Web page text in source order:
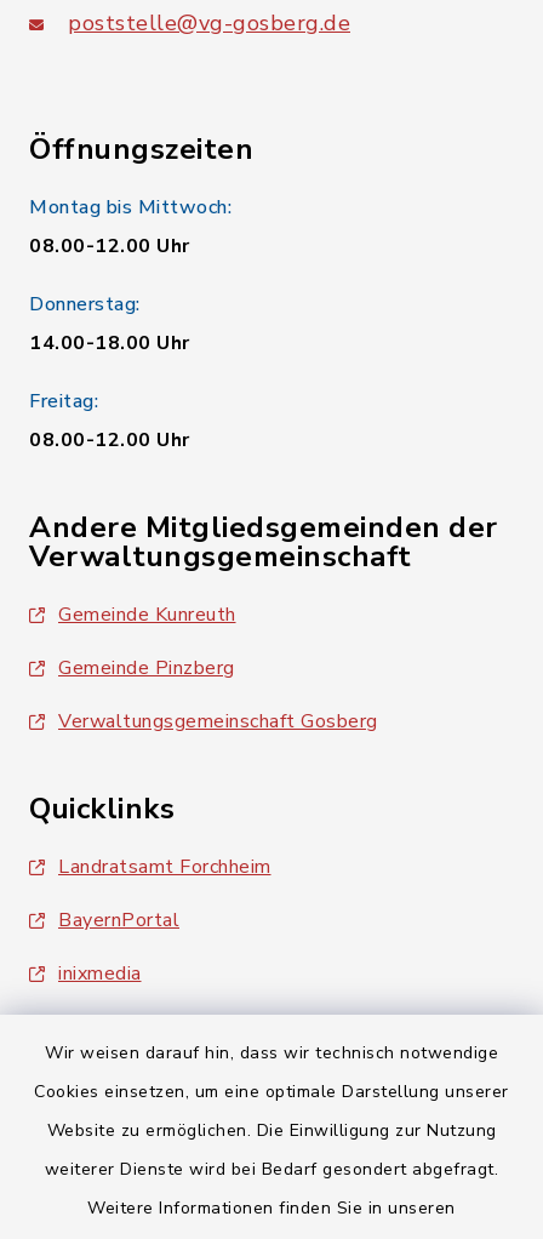
Wir weisen darauf hin, dass wir technisch notwendige
Cookies einsetzen, um eine optimale Darstellung unserer
Website zu ermöglichen. Die Einwilligung zur Nutzung
weiterer Dienste wird bei Bedarf gesondert abgefragt.
Weitere Informationen finden Sie in unseren
poststelle@vg-gosberg.de
Öffnungszeiten
Montag bis Mittwoch:
08.00-12.00 Uhr
Donnerstag:
14.00-18.00 Uhr
Freitag:
08.00-12.00 Uhr
Andere Mitgliedsgemeinden der
Verwaltungsgemeinschaft
Gemeinde Kunreuth
Gemeinde Pinzberg
Verwaltungsgemeinschaft Gosberg
Quicklinks
Landratsamt Forchheim
BayernPortal
inixmedia
Barrierefreiheit